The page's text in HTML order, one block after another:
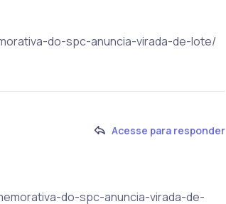
do-spc-anuncia-virada-de-lote/
Acesse para responder
do-spc-anuncia-virada-de-